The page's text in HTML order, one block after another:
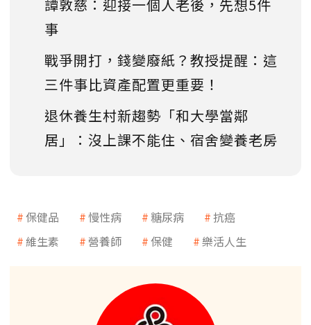
譚敦慈：迎接一個人老後，先想5件
事
戰爭開打，錢變廢紙？教授提醒：這
三件事比資產配置更重要！
退休養生村新趨勢「和大學當鄰
居」：沒上課不能住、宿舍變養老房
保健品 慢性病 糖尿病
抗癌
維生素
營養師 保健 樂活人生